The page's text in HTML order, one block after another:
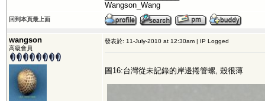
Wangson_Wang
回到本頁最上面
wangson
高級會員
發表於: 11-July-2010 at 12:30am | IP Logged
圖16:台灣從未記錄的岸邊捲管螺, 殼很薄